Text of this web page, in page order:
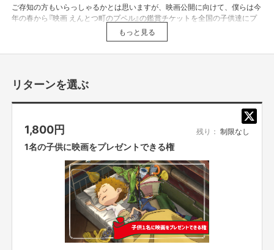
ご存知の方もいらっしゃるかとは思いますが、映画公開に向けて、僕らは今
年の春から『映画 えんとつ町のプペル』の鑑賞チケットを全国の子供達にプ
レゼントするクラウドファンデイングを繰り返してきました。
そうして様々な施設・団体の方とコンタクトをとらせていただく中で、まだ
中でも、親元を離れて暮らす児童養護施設の子供達は、なかなか映画館に足
を運ぶ機会がありません。
そこで、映画館から通える距離（車で２０分圏内）にある児童養護施設の方と
お話しをさせてもらったところ、「全国２０２施設、７９６７名」の子供達
から「『映画 えんとつ町のプペル』を観たい」という声が上がりました。
もっと見る
リターンを選ぶ
1,800円 残り： 制限なし
1名の子供に映画をプレゼントできる権